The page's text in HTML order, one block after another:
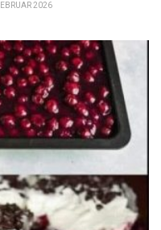
2026